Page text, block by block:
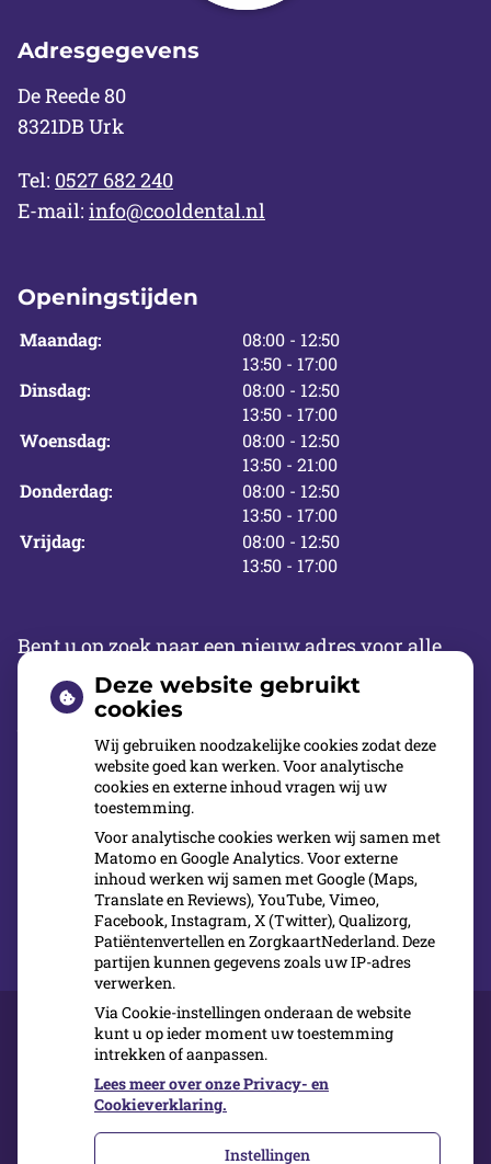
Adresgegevens
De Reede 80
8321DB Urk
Tel: 0527 682 240
E-mail: info@cooldental.nl
Openingstijden
Maandag: 08:00 tot
- 12:50
13:50 tot
- 17:00
Dinsdag:
08:00 tot
- 12:50
13:50 tot
- 17:00
Woensdag:
08:00 tot
- 12:50
13:50 tot
- 21:00
Donderdag:
08:00 tot
- 12:50
13:50 tot
- 17:00
Vrijdag:
08:00 tot
- 12:50
13:50 tot
- 17:00
Bent u op zoek naar een nieuw adres voor alle
voorkomende handelingen op het gebied van
mond-en gebitsverzorging? Een tandarts in de
buurt, bij wie u direct terecht kunt, een modern
tandheelkundig centrum? Waar ook
avondbehandelingen worden verricht en trouw
aan de nieuwste inzichten en technieken?
Meld u dan nu aan bij Cool Dental Clinic
Inschrijven
Deze website gebruikt
cookies
Wij gebruiken noodzakelijke cookies zodat deze
website goed kan werken. Voor analytische
cookies en externe inhoud vragen wij uw
toestemming.
Voor analytische cookies werken wij samen met
Matomo en Google Analytics. Voor externe
inhoud werken wij samen met Google (Maps,
Translate en Reviews), YouTube, Vimeo,
Facebook, Instagram, X (Twitter), Qualizorg,
Patiëntenvertellen en ZorgkaartNederland. Deze
partijen kunnen gegevens zoals uw IP-adres
verwerken.
Via Cookie-instellingen onderaan de website
kunt u op ieder moment uw toestemming
intrekken of aanpassen.
Lees meer over onze Privacy- en
Cookieverklaring.
Instellingen